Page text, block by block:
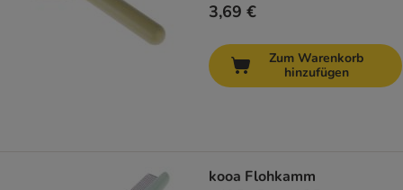
3,69 €
Zum Warenkorb
hinzufügen
kooa Flohkamm